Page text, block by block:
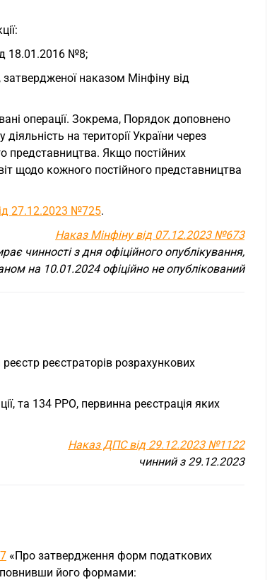
18.01.2016 №8;
, затвердженої наказом Мінфіну від
операції. Зокрема, Порядок доповнено
на території України через
представництва. Якщо постійних
щодо кожного постійного представництва
27.12.2023 №725.
Наказ Мінфіну від 07.12.2023 №673
чинності з дня офіційного опублікування,
на 10.01.2024 офіційно не опублікований
реєстраторів розрахункових
та 134 РРО, первинна реєстрація яких
Наказ ДПС від 29.12.2023 №1122
чинний з 29.12.2023
«Про затвердження форм податкових
його формами: